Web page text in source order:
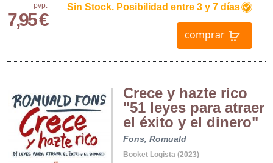
pvp.
7,95 €
Sin Stock. Posibilidad entre 3 y 7 días
comprar
Crece y hazte rico
"51 leyes para atraer
el éxito y el dinero"
Fons, Romuald
Booket Logista (2023)